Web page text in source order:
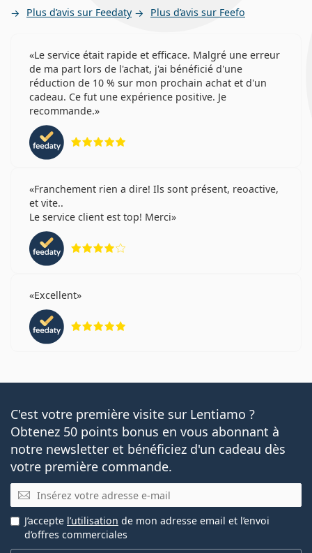
Plus d’avis sur Feedaty Plus d’avis sur Feefo
Le service était rapide et efficace. Malgré une erreur
de ma part lors de l'achat, j'ai bénéficié d'une
réduction de 10 % sur mon prochain achat et d'un
cadeau. Ce fut une expérience positive. Je
recommande.
Franchement rien a dire! Ils sont présent, reoactive,
et vite..
Le service client est top! Merci
Excellent
C'est votre première visite sur Lentiamo ?
Obtenez 50 points bonus en vous abonnant à
notre newsletter et bénéficiez d'un cadeau dès
votre première commande.
E-mail
J’accepte l’utilisation de mon adresse email et l’envoi
d’offres commerciales